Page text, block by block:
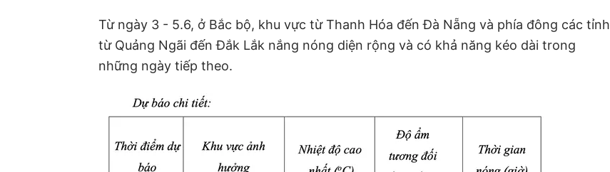
e
n
T
a
t
i
n
Từ ngày 3 - 5.6, ở Bắc bộ, khu vực từ Thanh Hóa đến Đà Nẵng và phía đông các tỉnh
từ Quảng Ngãi đến Đắk Lắk nắng nóng diện rộng và có khả năng kéo dài trong
những ngày tiếp theo.